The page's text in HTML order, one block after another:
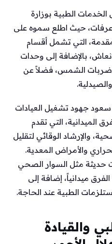
الطبية بوزارة
عرفات، حيث اطلع سموه على
التي تشمل أقسام
بالإضافة إلى وحدات
وضربات الشمس، فضلاً عن
سعود جهود تشغيل العيادات
الميدانية، التي تقدم
والإرشاد الوقائي لتقليل
والأمراض المعدية.
حديثة مثل السوار الصحي
ميدانياً، إضافة إلى
الطبية عند الحاجة.
والقيادة